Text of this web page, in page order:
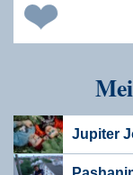
Jupiter